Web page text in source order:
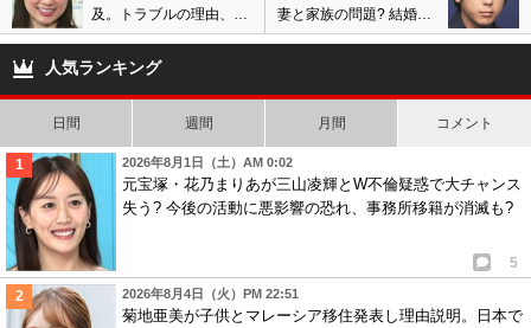
及。トラブルの理由、仕
事継続や第3子妊娠発表
巡り夫婦に亀裂?
妻と家族の問題? 結婚強
行に両親は複雑な感情
人気ランキング
日間 週間 月間 コメント
2026年8月1日（土）AM 0:02
元宝塚・花乃まりあが三山凌輝とW不倫疑惑で大チャンス
失う? 今後の活動に悪影響の恐れ、事務所移籍が消滅も?
5
2026年8月4日（火）PM 22:51
菊地亜美が子供とマレーシア移住発表し理由説明。日本で